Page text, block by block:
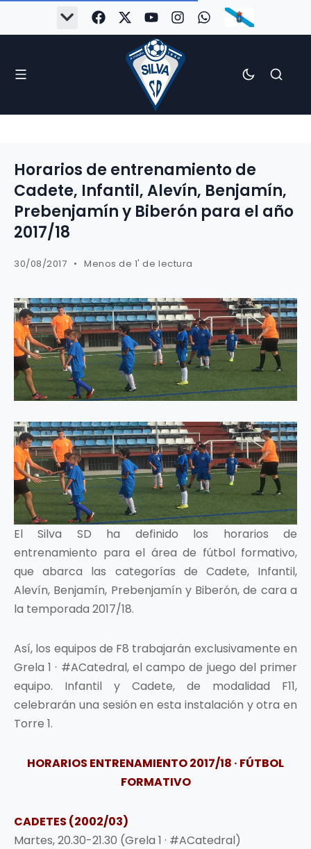
Horarios de entrenamiento de
Cadete, Infantil, Alevín, Benjamín,
Prebenjamín y Biberón para el año
2017/18
30/08/2017 Menos de 1' de lectura
El Silva SD ha definido los horarios de
entrenamiento para el área de fútbol formativo,
que abarca las categorías de Cadete, Infantil,
Alevín, Benjamín, Prebenjamín y Biberón, de cara a
la temporada 2017/18.
Así, los equipos de F8 trabajarán exclusivamente en
Grela 1 · #ACatedral, el campo de juego del primer
equipo. Infantil y Cadete, de modalidad F11,
celebrarán una sesión en esta instalación y otra en
Torre 1.
HORARIOS ENTRENAMIENTO 2017/18 · FÚTBOL
FORMATIVO
CADETES (2002/03)
Martes, 20.30-21.30 (Grela 1 · #ACatedral)